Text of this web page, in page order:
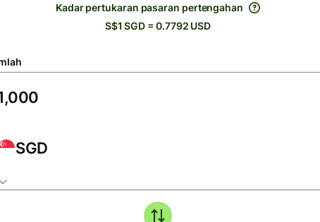
Kadar pertukaran pasaran pertengahan
S$1 SGD = 0.7792 USD
SGD